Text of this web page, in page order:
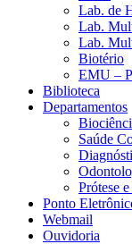
Lab. de
Lab.
Lab.
Biotério
EMU –
Biblioteca
Departamentos
Saúde
Prótese
Ponto
Webmail
Ouvidoria